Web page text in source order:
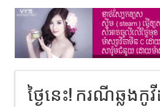
ថ្ងៃ​នេះ! ករណីឆ្លងកូវី